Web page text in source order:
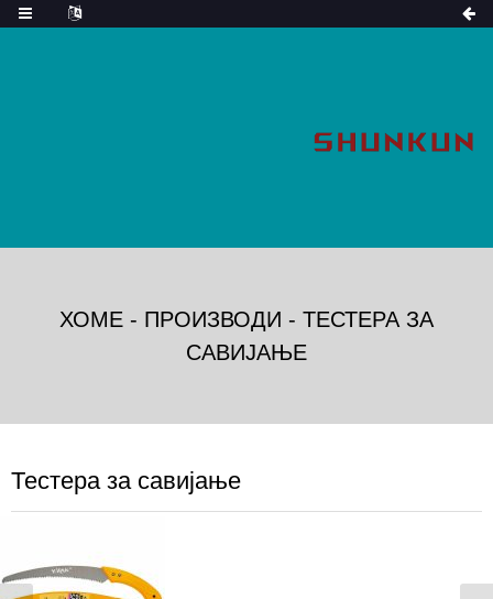
ХОМЕ - ПРОИЗВОДИ - ТЕСТЕРА ЗА
САВИЈАЊЕ
Тестера за савијање